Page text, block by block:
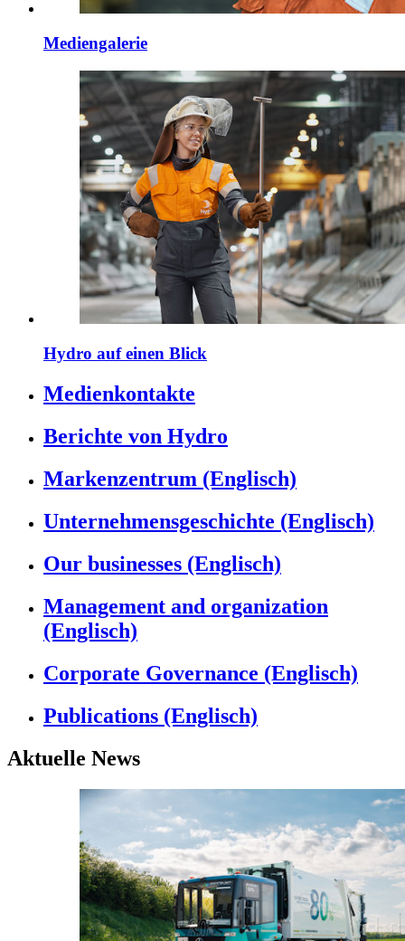
Mediengalerie
Hydro auf einen Blick
Medienkontakte
Berichte von Hydro
Markenzentrum (Englisch)
Unternehmensgeschichte (Englisch)
Our businesses (Englisch)
Management and organization
(Englisch)
Corporate Governance (Englisch)
Publications (Englisch)
Aktuelle News